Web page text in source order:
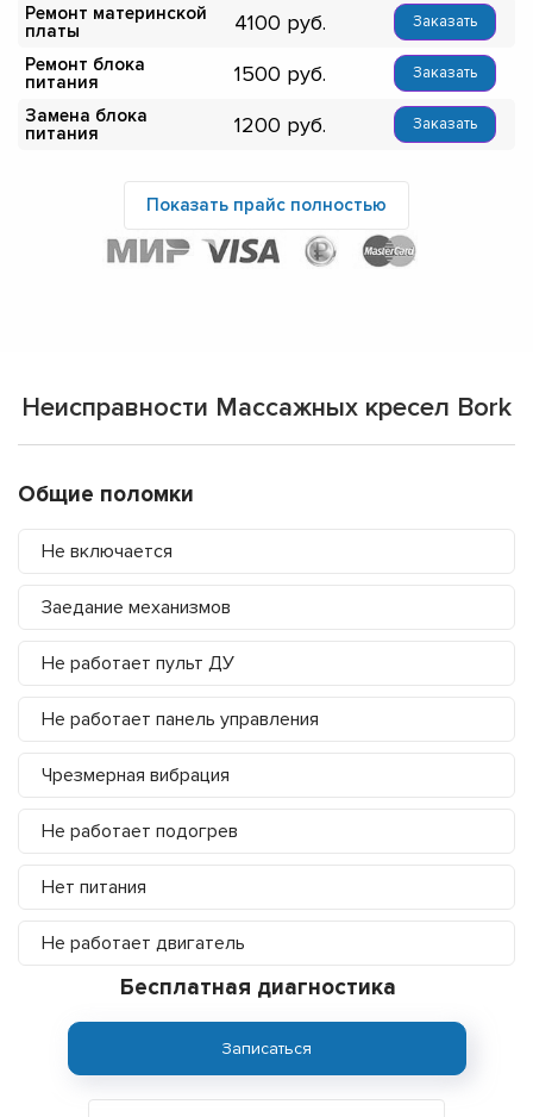
Ремонт материнской
платы
4100 Заказать
Ремонт блока
питания
1500 Заказать
Замена блока
питания
1200 Заказать
Показать прайс полностью
Неисправности Массажных кресел Bork
Общие поломки
Не включается
Заедание механизмов
Не работает пульт ДУ
Не работает панель управления
Чрезмерная вибрация
Не работает подогрев
Нет питания
Не работает двигатель
Бесплатная диагностика
Записаться